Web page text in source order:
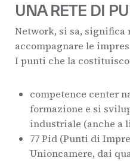
UNA RETE DI
Network, si sa, significa
accompagnare le
I punti che la
competence center
formazione e si
industriale (anche a
77 Pid (Punti di
Unioncamere, dai